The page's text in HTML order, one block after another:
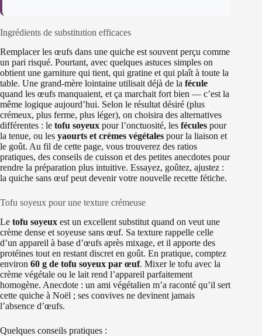
Ingrédients de substitution efficaces
Remplacer les œufs dans une quiche est souvent perçu comme
un pari risqué. Pourtant, avec quelques astuces simples on
obtient une garniture qui tient, qui gratine et qui plaît à toute la
table. Une grand-mère lointaine utilisait déjà de la fécule
quand les œufs manquaient, et ça marchait fort bien — c’est la
même logique aujourd’hui. Selon le résultat désiré (plus
crémeux, plus ferme, plus léger), on choisira des alternatives
différentes : le tofu soyeux pour l’onctuosité, les fécules pour
la tenue, ou les yaourts et crèmes végétales pour la liaison et
le goût. Au fil de cette page, vous trouverez des ratios
pratiques, des conseils de cuisson et des petites anecdotes pour
rendre la préparation plus intuitive. Essayez, goûtez, ajustez :
la quiche sans œuf peut devenir votre nouvelle recette fétiche.
Tofu soyeux pour une texture crémeuse
Le tofu soyeux est un excellent substitut quand on veut une
crème dense et soyeuse sans œuf. Sa texture rappelle celle
d’un appareil à base d’œufs après mixage, et il apporte des
protéines tout en restant discret en goût. En pratique, comptez
environ 60 g de tofu soyeux par œuf. Mixer le tofu avec la
crème végétale ou le lait rend l’appareil parfaitement
homogène. Anecdote : un ami végétalien m’a raconté qu’il sert
cette quiche à Noël ; ses convives ne devinent jamais
l’absence d’œufs.
Quelques conseils pratiques :